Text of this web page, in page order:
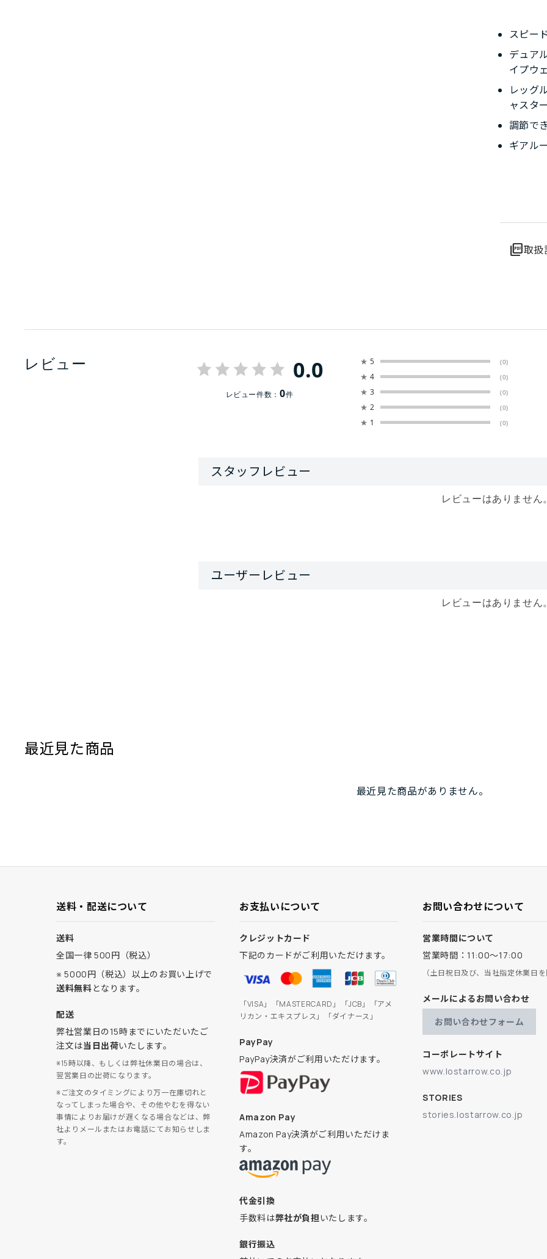
スピー
デュア
イプウ
レッグ
ャスタ
調節で
ギアル
picture_as_pdf取扱
レビュー 0.0
レビュー件数：0件
★ 5 (0)
★ 4 (0)
★ 3 (0)
★ 2 (0)
★ 1 (0)
レビューはありません
レビューはありません
最近見た商品
最近見た商品がありません。
送料・配送について
送料
全国一律 500円（税込）
※ 5000円（税込）以上のお買い上げで
送料無料となります。
配送
弊社営業日の15時までにいただいたご
注文は当日出荷いたします。
※15時以降、もしくは弊社休業日の場合は、
翌営業日の出荷になります。
※ご注文のタイミングにより万一在庫切れと
なってしまった場合や、その他やむを得ない
事情によりお届けが遅くなる場合などは、弊
社よりメールまたはお電話にてお知らせしま
す。
お支払いについて
クレジットカード
下記のカードがご利用いただけます。
「VISA」「MASTERCARD」「JCB」「アメ
リカン・エキスプレス」「ダイナース」
PayPay
PayPay決済がご利用いただけます。
Amazon Pay
Amazon Pay決済がご利用いただけま
す。
代金引換
手数料は弊社が負担いたします。
銀行振込
お問い合わせについて
営業時間について
営業時間：11:00～17:00
（土日祝日及び、当社指定休業日
メールによるお問い合わせ
お問い合わせフォーム
コーポレートサイト
www.lostarrow.co.jp
STORIES
stories.lostarrow.co.jp